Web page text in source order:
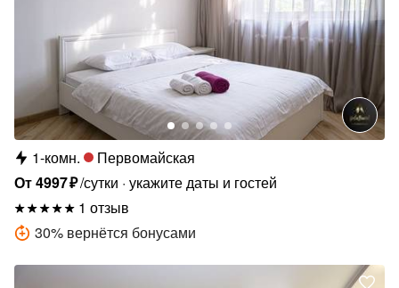
1-комн.
Первомайская
От4997₽/сутки укажите даты и гостей
1 отзыв
30% вернётся бонусами